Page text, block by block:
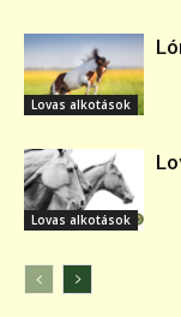
Lovas alkotások
Lovas alkotások